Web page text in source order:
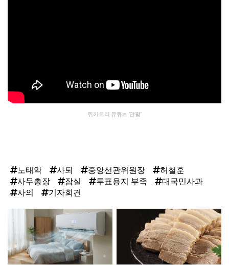
위키트리 유튜브 '만평'
노태악 사퇴 중앙선관위원장
허철훈
사무총장
잠실 투표용지 부족
대국민사과
사의
기자회견
라